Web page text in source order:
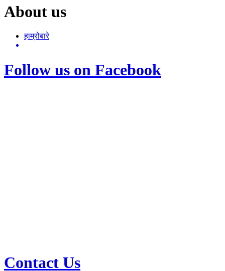
About us
हाम्रोबारे
Follow us on Facebook
Contact Us